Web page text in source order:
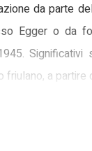
da parte
Egger o da
Significativi
a